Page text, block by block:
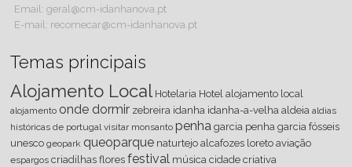
Email: geral@cm-idanhanova.pt
E-mail: recomecar@cm-idanhanova.pt
Temas principais
Alojamento Local Hotelaria Hotel alojamento local
alojamento onde dormir zebreira idanha idanha-a-velha aldeia aldias
históricas de portugal visitar monsanto penha garcia penha garcia fósseis
unesco geopark queoparque naturtejo alcafozes loreto aviação
espargos criadilhas flores festival música cidade criativa